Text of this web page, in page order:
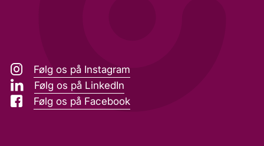
Følg os på Instagram
Følg os på LinkedIn
Følg os på Facebook